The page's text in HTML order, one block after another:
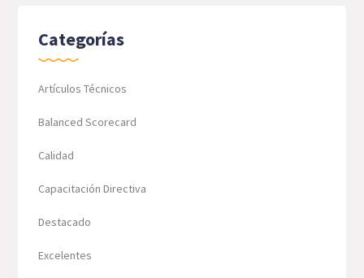
Categorías
Artículos Técnicos
Balanced Scorecard
Calidad
Capacitación Directiva
Destacado
Excelentes